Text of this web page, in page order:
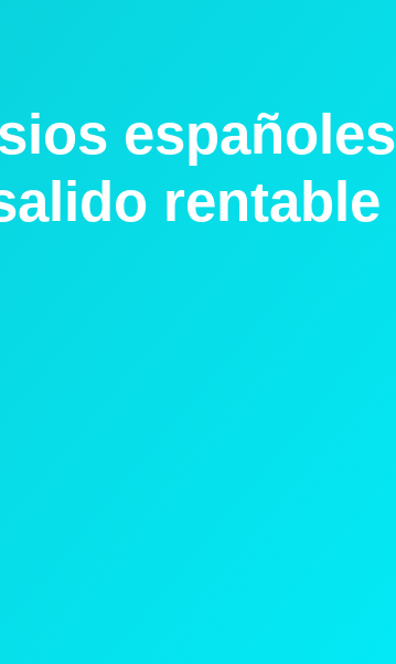
españoles
rentable